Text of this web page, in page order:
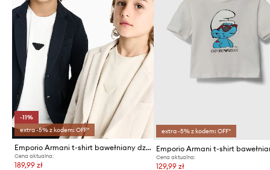
-11%
extra -5% z kodem: OFF*
Emporio Armani t-shirt bawełniany dziecięcy
Cena aktualna:
189,99 zł
extra -5% z kodem: OFF*
Cena aktualna:
129,99 zł